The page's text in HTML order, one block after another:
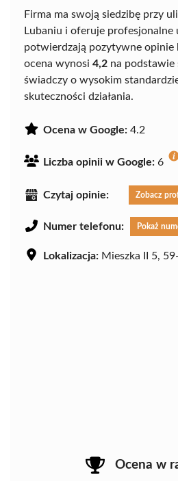
Firma ma swoją siedzibę przy
Lubaniu i oferuje profesjonalne
potwierdzają pozytywne opinie
ocena wynosi 4,2 na podstawie
świadczy o wysokim
skuteczności działania.
Ocena w Google: 4.2
Liczba opinii w Google: 6
Czytaj opinie: Zobacz
Numer telefonu: Pokaż
Lokalizacja: Mieszka II 5,
Ocena w